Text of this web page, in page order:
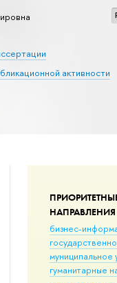
активности
НАПРАВЛЕНИЯ
бизнес-
муниципальное
гуманитарные